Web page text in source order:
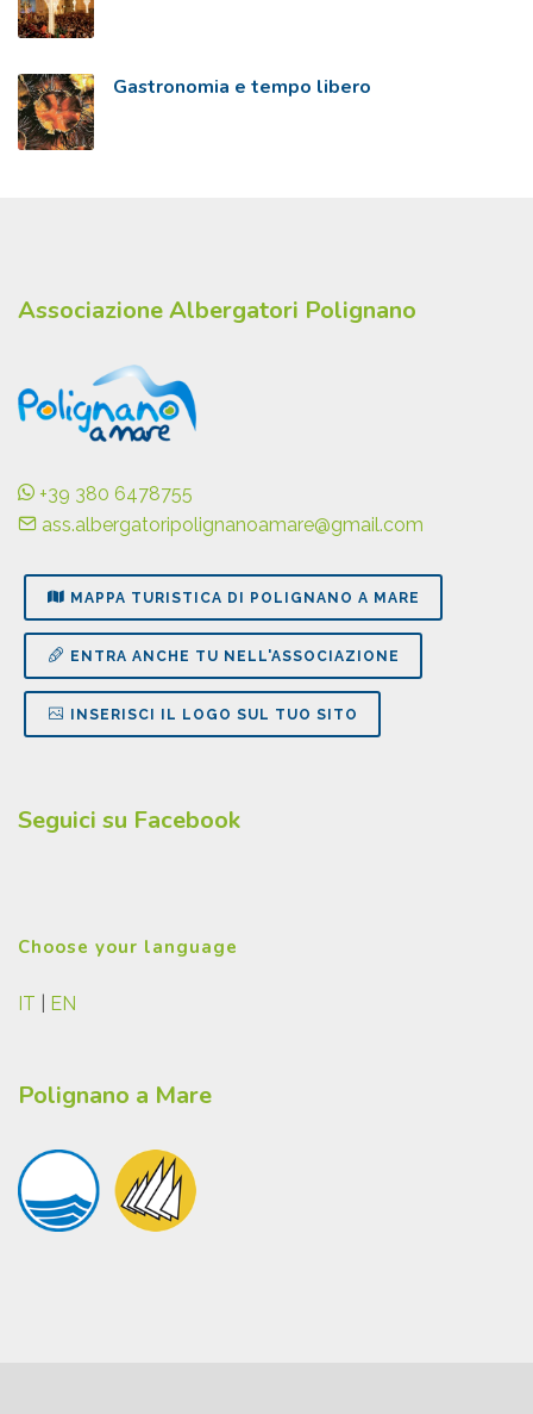
Gastronomia e tempo libero
Associazione Albergatori Polignano
+39 380 6478755
ass.albergatoripolignanoamare@gmail.com
MAPPA TURISTICA DI POLIGNANO A MARE
ENTRA ANCHE TU NELL'ASSOCIAZIONE
INSERISCI IL LOGO SUL TUO SITO
Seguici su Facebook
Choose your language
IT EN
Polignano a Mare